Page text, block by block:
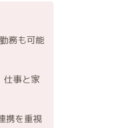
務も可能
仕事と家
携を重視